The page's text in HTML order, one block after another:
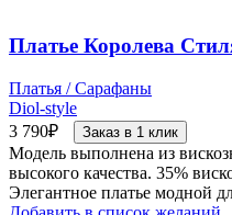
Платье Королева
Платья / Сарафаны
Diol-style
3 790₽ Заказ в 1 клик
Модель выполнена из
высокого качества. 35%
Элегантное платье модной